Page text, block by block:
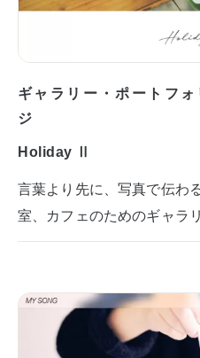
ギャラリー・ポートフォ
ジ
Holiday Ⅱ
言葉より先に、写真で伝わ
室、カフェのためのギャラ